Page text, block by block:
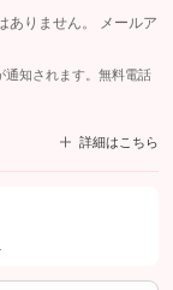
ありません。 メールア
知されます。無料電話
詳細はこちら
「許可する」ボタンを押